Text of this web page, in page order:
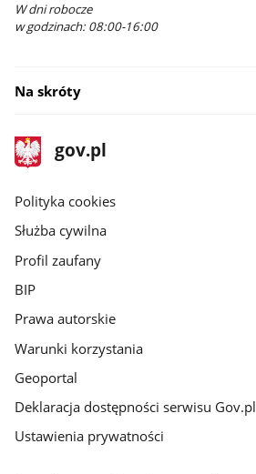
W dni robocze
w godzinach: 08:00-16:00
Na skróty
stopka
gov.pl
Strona
gov.pl
gov.pl
Polityka cookies
Służba cywilna
Profil zaufany
BIP
Prawa autorskie
Warunki korzystania
Geoportal
Deklaracja dostępności serwisu Gov.pl
Ustawienia prywatności